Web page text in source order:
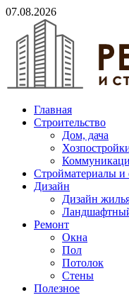
Skip
content
07.08.2026
verxovodov.ru
Ремонт и строительство
Главная
Строительство
Дом, дача
Стройматериалы и
Дизайн
Дизайн
Ремонт
Окна
Пол
Потолок
Стены
Полезное